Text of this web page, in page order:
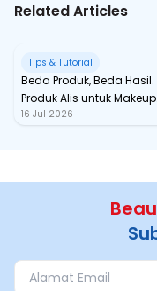
Related Articles
Tips & Tutorial
Beda Produk, Beda Hasil.
Produk Alis untuk Makeup
Mata yang On Point
16 Jul 2026